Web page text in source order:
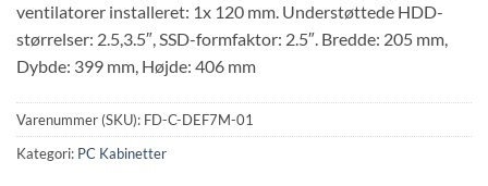
ventilatorer installeret: 1x 120 mm. Understøttede HDD-
størrelser: 2.5,3.5″, SSD-formfaktor: 2.5″. Bredde: 205 mm,
Dybde: 399 mm, Højde: 406 mm
Varenummer (SKU): FD-C-DEF7M-01
Kategori: PC Kabinetter